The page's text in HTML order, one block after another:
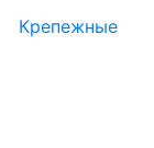
Крепежные